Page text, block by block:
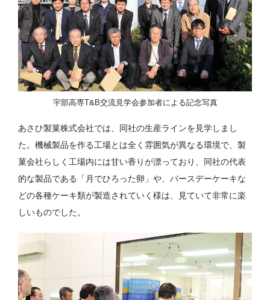
宇部高専T&B交流見学会参加者による記念写真
あさひ製菓株式会社では、同社の生産ラインを見学しまし
た。機械製品を作る工場とは全く雰囲気が異なる環境で、製
菓会社らしく工場内には甘い香りが漂っており、同社の代表
的な製品である「月でひろった卵」や、バースデーケーキな
どの各種ケーキ類が製造されていく様は、見ていて非常に楽
しいものでした。